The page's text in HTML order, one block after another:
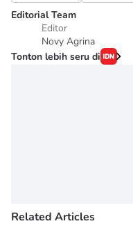
Editorial Team
Editor
Novy Agrina
Tonton lebih seru di
Related Articles